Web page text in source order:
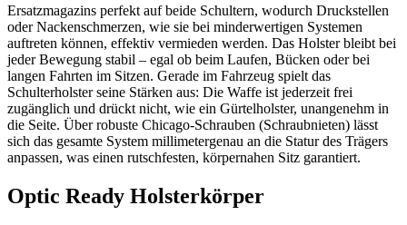
Ersatzmagazins perfekt auf beide Schultern, wodurch Druckstellen
oder Nackenschmerzen, wie sie bei minderwertigen Systemen
auftreten können, effektiv vermieden werden. Das Holster bleibt bei
jeder Bewegung stabil – egal ob beim Laufen, Bücken oder bei
langen Fahrten im Sitzen. Gerade im Fahrzeug spielt das
Schulterholster seine Stärken aus: Die Waffe ist jederzeit frei
zugänglich und drückt nicht, wie ein Gürtelholster, unangenehm in
die Seite. Über robuste Chicago-Schrauben (Schraubnieten) lässt
sich das gesamte System millimetergenau an die Statur des Trägers
anpassen, was einen rutschfesten, körpernahen Sitz garantiert.
Optic Ready Holsterkörper